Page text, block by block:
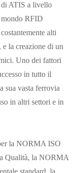
ATIS a livello
mondo RFID
alti
la creazione di un
Uno dei fattori
in tutto il
sua vasta ferrovia
in altri settori e in
la NORMA ISO
Qualità, la NORMA
standard, la